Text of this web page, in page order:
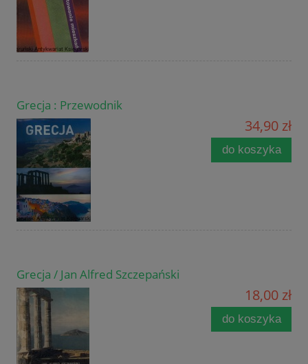
Grecja : Przewodnik
34,90 zł
do koszyka
Grecja / Jan Alfred Szczepański
18,00 zł
do koszyka